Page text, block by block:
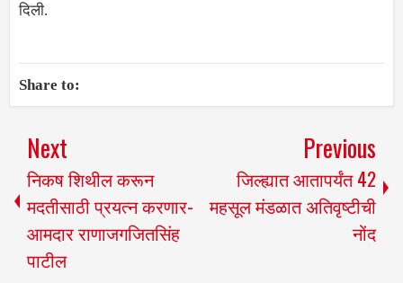
दिली.
Share to:
Next
निकष शिथील करून
मदतीसाठी प्रयत्न करणार-
आमदार राणाजगजितसिंह
पाटील
Previous
जिल्ह्यात आतापर्यंत 42
महसूल मंडळात अतिवृष्टीची
नोंद